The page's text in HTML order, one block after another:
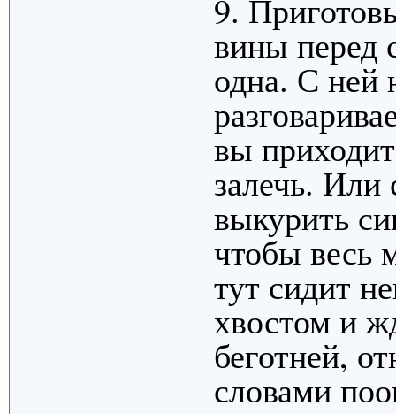
9.
вины перед
одна. С ней
вы
залечь. Или
выкурить
чтобы весь
тут сидит
хвостом и
беготней,
словами